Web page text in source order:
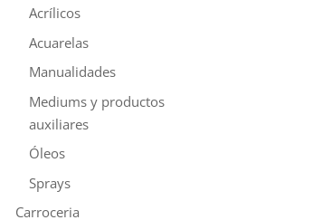
Acrílicos
Acuarelas
Manualidades
Mediums y productos
auxiliares
Óleos
Sprays
Carroceria